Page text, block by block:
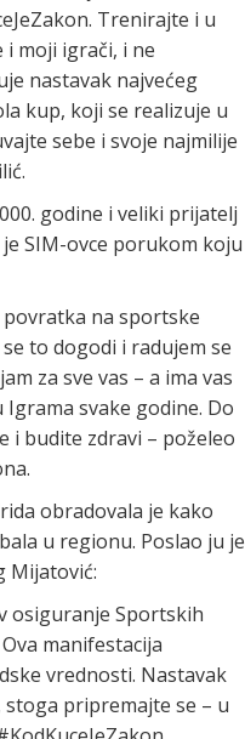
Trenirajte i u
i moji igrači, i ne
nastavak najvećeg
kup, koji se realizuje u
sebe i svoje najmilije
godine i veliki prijatelj
SIM-ovce porukom koju
na sportske
to dogodi i radujem se
za sve vas – a ima vas
svake godine. Do
i budite zdravi – poželeo
obradovala je kako
u regionu. Poslao ju je
Mijatović:
osiguranje Sportskih
manifestacija
vrednosti. Nastavak
pripremajte se – u